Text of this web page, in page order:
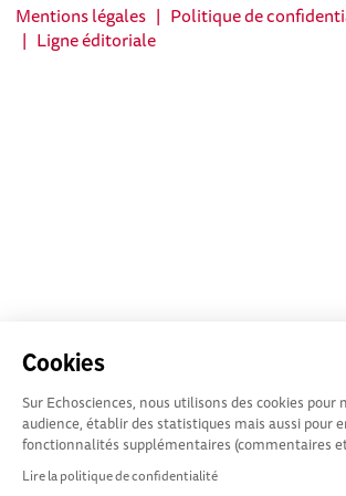
Cookies
Sur Echosciences, nous utilisons des cookies pour
audience, établir des statistiques mais aussi pour
fonctionnalités supplémentaires (commentaires
Lire la politique de confidentialité
Mentions légales | Politique de
| Ligne éditoriale